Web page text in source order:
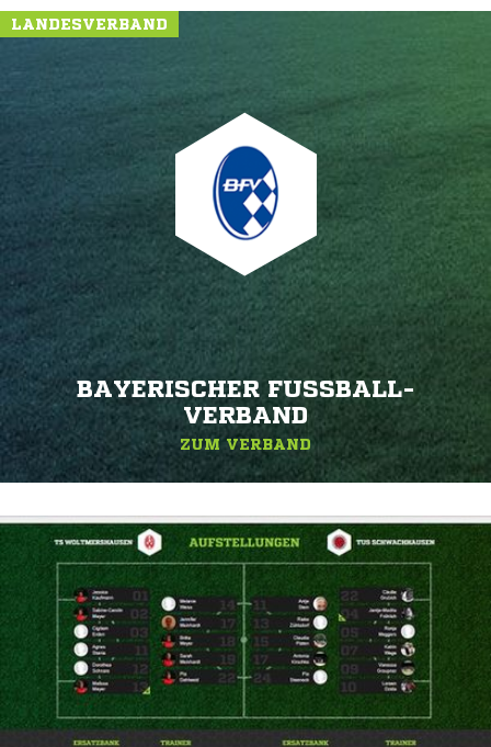
LANDESVERBAND
BAYERISCHER FUSSBALL-V
ERBAND
ZUM VERBAND